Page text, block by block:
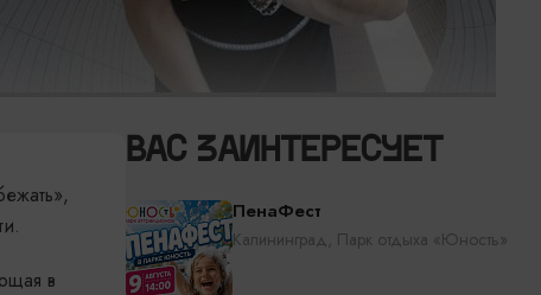
в
ВАС ЗАИНТЕРЕСУЕТ
ПенаФест
Калининград, Парк отдыха «Юность»